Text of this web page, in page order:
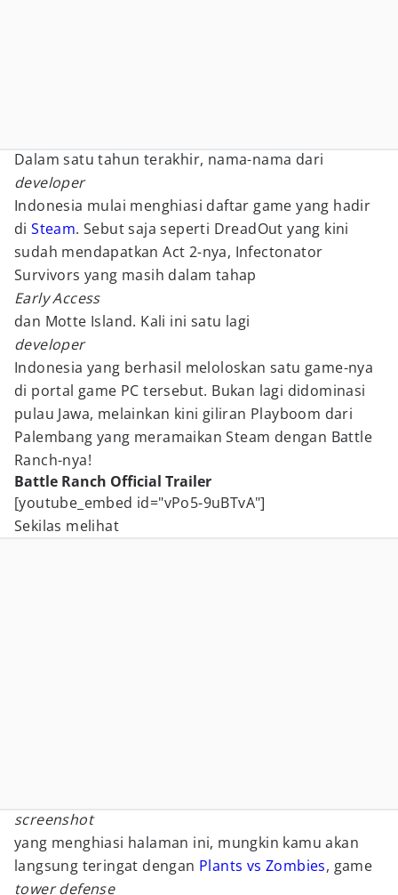
Dalam satu tahun terakhir, nama-nama dari
developer
Indonesia mulai menghiasi daftar game yang hadir
diSteam. Sebut saja seperti DreadOut yang kini
sudah mendapatkan Act 2-nya, Infectonator
Survivors yang masih dalam tahap
Early Access
dan Motte Island. Kali ini satu lagi
developer
Indonesia yang berhasil meloloskan satu game-nya
di portal game PC tersebut. Bukan lagi didominasi
pulau Jawa, melainkan kini giliran Playboom dari
Palembang yang meramaikan Steam dengan Battle
Ranch-nya!
Battle Ranch Official Trailer
[youtube_embed id="vPo5-9uBTvA"]
Sekilas melihat
screenshot
yang menghiasi halaman ini, mungkin kamu akan
langsung teringat dengan Plants vs Zombies, game
tower defense